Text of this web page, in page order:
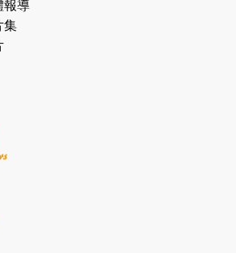
，喺冰球場上劃出歷史性佳績。
東網】殘障家長照顧健全子女遇困
成報恩雨之聲-恩雨有情天】暗黑中
報導
集